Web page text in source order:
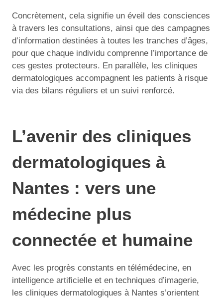
Concrètement, cela signifie un éveil des consciences
à travers les consultations, ainsi que des campagnes
d’information destinées à toutes les tranches d’âges,
pour que chaque individu comprenne l’importance de
ces gestes protecteurs. En parallèle, les cliniques
dermatologiques accompagnent les patients à risque
via des bilans réguliers et un suivi renforcé.
L’avenir des cliniques
dermatologiques à
Nantes : vers une
médecine plus
connectée et humaine
Avec les progrès constants en télémédecine, en
intelligence artificielle et en techniques d’imagerie,
les cliniques dermatologiques à Nantes s’orientent